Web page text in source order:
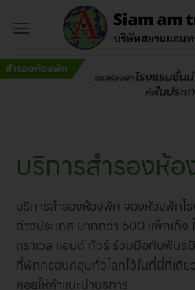
เนื้อหา
บริการสำรองห้
บริการสำรองห้องพัก จองห้องพักโ
ต่างประเทศ มากกว่า 600 แพ็กเก็
ทราเวล แอนด์ ทัวร์ ร่วมมือกับพันธ
ที่พักครอบคลุมทั่วโลกไว้ในที่นี่ที่เดี
คอยให้คำแนะนำบริการ